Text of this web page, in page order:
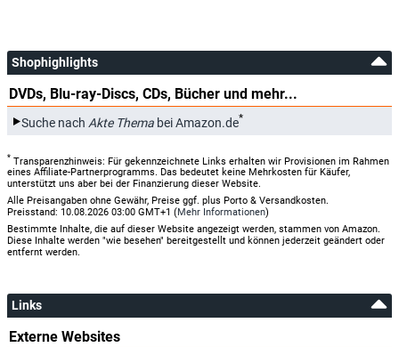
Shophighlights
DVDs, Blu-ray-Discs, CDs, Bücher und mehr...
Suche nach Akte Thema bei Amazon.de*
* Transparenzhinweis: Für gekennzeichnete Links erhalten wir Provisionen im Rahmen
eines Affiliate-Partnerprogramms. Das bedeutet keine Mehrkosten für Käufer,
unterstützt uns aber bei der Finanzierung dieser Website.
Alle Preisangaben ohne Gewähr, Preise ggf. plus Porto & Versandkosten.
Preisstand: 10.08.2026 03:00 GMT+1 (Mehr Informationen)
Bestimmte Inhalte, die auf dieser Website angezeigt werden, stammen von Amazon.
Diese Inhalte werden "wie besehen" bereitgestellt und können jederzeit geändert oder
entfernt werden.
Links
Externe Websites